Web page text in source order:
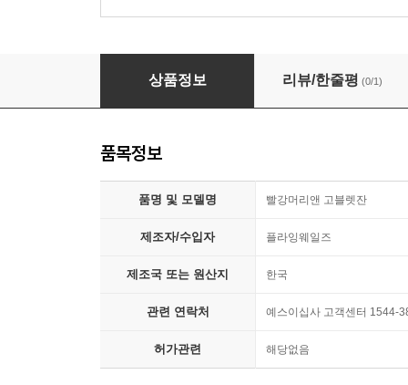
빨강머리앤 고블렛잔
상품정보 리뷰/한줄평 (0/1)
품목정보
품명 및 모델명 빨강머리앤 고블렛잔
제조자/수입자 플라잉웨일즈
제조국 또는 원산지 한국
관련 연락처 예스이십사 고객센터 1544-
허가관련 해당없음